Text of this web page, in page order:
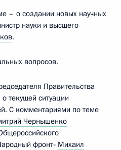
– о создании новых научных
науки и высшего
.
вопросов.
Правительства
текущей ситуации
С комментариями по теме
Чернышенко
фронт» Михаил